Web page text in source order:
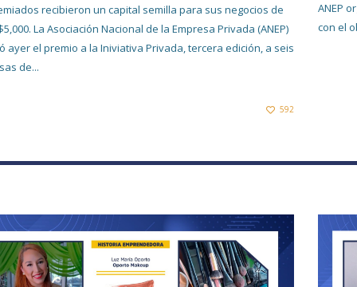
recibieron un capital semilla para sus negocios de
La Asociación Nacional de la Empresa Privada (ANEP)
ayer el premio a la Iniviativa Privada, tercera edición, a seis
de...
592
ANEP
con el